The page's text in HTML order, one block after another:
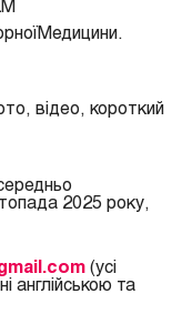
відео, короткий
2025 року,
(усі
англійською та